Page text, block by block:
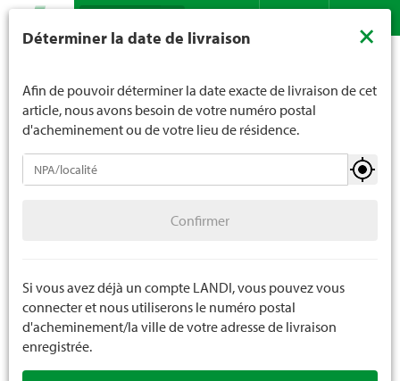
Recherche
Spiritueux
Eaux-de-vie de fruits
Déterminer la date de livraison ×
Afin de pouvoir déterminer la date exacte de livraison de cet
article, nous avons besoin de votre numéro postal
d'acheminement ou de votre lieu de résidence.
Confirmer
Si vous avez déjà un compte LANDI, vous pouvez vous
connecter et nous utiliserons le numéro postal
d'acheminement/la ville de votre adresse de livraison
enregistrée.
moins de 16 ans. La limite d'âge est de 18 ans pour les
nous indiquez votre âge de manière contraignante.